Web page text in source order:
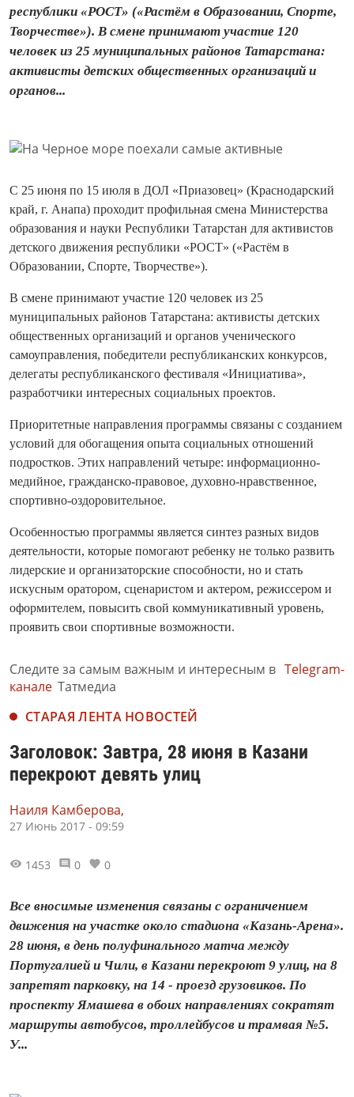
республики «РОСТ» («Растём в Образовании, Спорте,
Творчестве»). В смене принимают участие 120
человек из 25 муниципальных районов Татарстана:
активисты детских общественных организаций и
органов...
С 25 июня по 15 июля в ДОЛ «Приазовец» (Краснодарский
край, г. Анапа) проходит профильная смена Министерства
образования и науки Республики Татарстан для активистов
детского движения республики «РОСТ» («Растём в
Образовании, Спорте, Творчестве»).
В смене принимают участие 120 человек из 25
муниципальных районов Татарстана: активисты детских
общественных организаций и органов ученического
самоуправления, победители республиканских конкурсов,
делегаты республиканского фестиваля «Инициатива»,
разработчики интересных социальных проектов.
Приоритетные направления программы связаны с созданием
условий для обогащения опыта социальных отношений
подростков. Этих направлений четыре: информационно-
медийное, гражданско-правовое, духовно-нравственное,
спортивно-оздоровительное.
Особенностью программы является синтез разных видов
деятельности, которые помогают ребенку не только развить
лидерские и организаторские способности, но и стать
искусным оратором, сценаристом и актером, режиссером и
оформителем, повысить свой коммуникативный уровень,
проявить свои спортивные возможности.
Следите за самым важным и интересным в Telegram-
канале Татмедиа
СТАРАЯ ЛЕНТА НОВОСТЕЙ
Заголовок: Завтра, 28 июня в Казани
перекроют девять улиц
Наиля Камберова,
27 Июнь 2017 - 09:59
1453 0 0
Все вносимые изменения связаны с ограничением
движения на участке около стадиона «Казань-Арена».
28 июня, в день полуфинального матча между
Португалией и Чили, в Казани перекроют 9 улиц, на 8
запретят парковку, на 14 - проезд грузовиков. По
проспекту Ямашева в обоих направлениях сократят
маршруты автобусов, троллейбусов и трамвая №5.
У...